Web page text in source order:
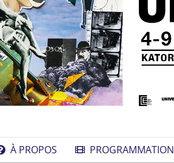
À PROPOS PROGRAMMATION